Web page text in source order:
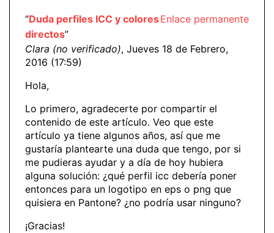
Enlace permanente
“Duda perfiles ICC y colores
directos”
Clara (no verificado), Jueves 18 de Febrero,
2016 (17:59)
Hola,
Lo primero, agradecerte por compartir el
contenido de este artículo. Veo que este
artículo ya tiene algunos años, así que me
gustaría plantearte una duda que tengo, por si
me pudieras ayudar y a día de hoy hubiera
alguna solución: ¿qué perfil icc debería poner
entonces para un logotipo en eps o png que
quisiera en Pantone? ¿no podría usar ninguno?
¡Gracias!